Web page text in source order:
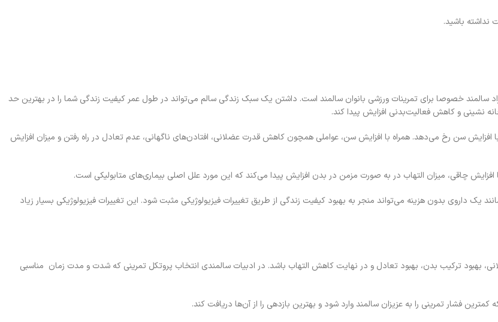
نداشته باشید.
افراد سالمند خصوصا برای تمرینات ورزشی بانوان سالمند است. داشتن یک سبک زندگی سالم می‌تواند در طول عمر کیفیت زندگی شما را در بهترین حد
نشینی و کاهش فعالیت‌بدنی افزایش پیدا کند.
با افزایش سن رخ می‌دهد. همراه با افزایش سن، عواملی همچون کاهش قدرت عضلانی، افتادن‌های ناگهانی، عدم تعادل در راه رفتن و میزان افزایش
چاقی، میزان التهاب در به صورت مزمن در بدن افزایش پیدا می‌کند که این مورد علل اصلی بیماری‌های متابولیکی است.
داروی بدون هزینه می‌تواند منجر به بهبود کیفیت زندگی از طریق تغییرات فیزیولوژیکی مثبت شود. این تغییرات فیزیولوژیکی بسیار زیاد
بهبود ترکیب بدن، بهبود تعادل و در نهایت کاهش التهاب باشد. در ادبیات سالمندی انتخاب پروتکل تمرینی که شدت و مدت زمان مناسبی
فشار تمرینی را به عزیزان سالمند وارد شود و بهترین بازدهی را از آن‌ها دریافت کند.